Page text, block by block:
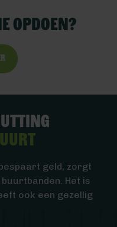
opdoen?
geld, zorgt
Het is
ook een gezellig